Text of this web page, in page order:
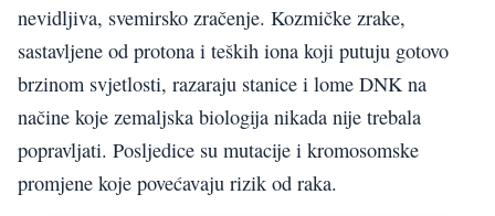
nevidljiva, svemirsko zračenje. Kozmičke zrake,
sastavljene od protona i teških iona koji putuju gotovo
brzinom svjetlosti, razaraju stanice i lome DNK na
načine koje zemaljska biologija nikada nije trebala
popravljati. Posljedice su mutacije i kromosomske
promjene koje povećavaju rizik od raka.